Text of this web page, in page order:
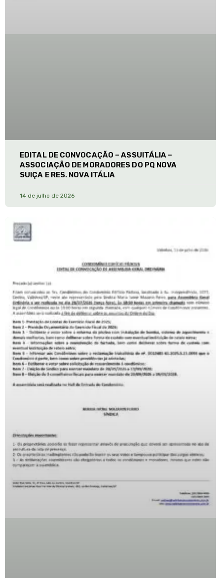
EDITAL DE CONVOCAÇÃO – ASSUITÁLIA –
ASSOCIAÇÃO DE MORADORES DO PQ NOVA
SUIÇA E RES. NOVA ITÁLIA
14 de julho de 2026